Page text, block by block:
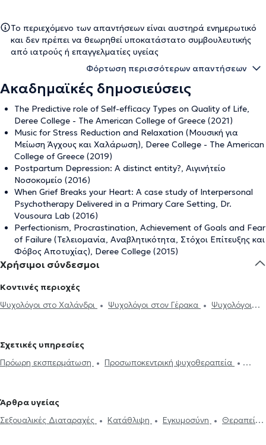
Το περιεχόμενο των απαντήσεων είναι αυστηρά ενημερωτικό
και δεν πρέπει να θεωρηθεί υποκατάστατο συμβουλευτικής
από ιατρούς ή επαγγελματίες υγείας
Φόρτωση περισσότερων απαντήσεων
Ακαδημαϊκές δημοσιεύσεις
The Predictive role of Self-efficacy Types on Quality of Life,
Deree College - The American College of Greece (2021)
Music for Stress Reduction and Relaxation (Μουσική για
Μείωση Άγχους και Χαλάρωση), Deree College - The American
College of Greece (2019)
Postpartum Depression: A distinct entity?, Αιγινήτείο
Νοσοκομείο (2016)
When Grief Breaks your Heart: A case study of Interpersonal
Psychotherapy Delivered in a Primary Care Setting, Dr.
Vousoura Lab (2016)
Perfectionism, Procrastination, Achievement of Goals and Fear
of Failure (Τελειομανία, Αναβλητικότητα, Στόχοι Επίτευξης και
Φόβος Αποτυχίας), Deree College (2015)
Χρήσιμοι σύνδεσμοι
Κοντινές περιοχές
Ψυχολόγοι στο Χαλάνδρι
Ψυχολόγοι στον Γέρακα
Ψυχολόγοι
Ψυχολόγοι στο Νέο Ψυχικό
Ψυχολόγοι στο Ψυχικό
Ψυχολόγοι στη Φιλοθέη
Ψυχολόγοι στην
Ψυχολόγοι στην Πεντέλη
Ψυχολόγοι στην Πανόρμου
Ψυχολόγοι στους Αμπελόκηπους
Σχετικές υπηρεσίες
Πρόωρη εκσπερμάτωση
Προσωποκεντρική ψυχοθεραπεία
και παιδιών
Ομαδική ψυχοθεραπεία
ενδυνάμωση
Συμβουλευτική φροντιστών ατόμων με άνοια
Life
Άρθρα υγείας
Σεξουαλικές Διαταραχές
Κατάθλιψη Εγκυμοσύνη
Θεραπεία